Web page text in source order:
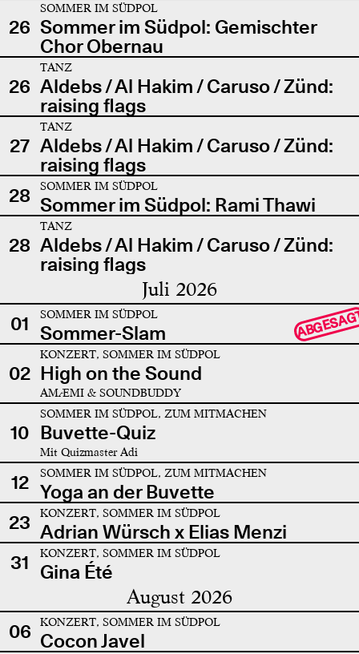
26
SOMMER IM SÜDPOL
Sommer im Südpol: Gemischter
Chor Obernau
26
TANZ
Aldebs / Al Hakim / Caruso / Zünd:
raising flags
27
TANZ
Aldebs / Al Hakim / Caruso / Zünd:
raising flags
28
SOMMER IM SÜDPOL
Sommer im Südpol: Rami Thawi
28
TANZ
Aldebs / Al Hakim / Caruso / Zünd:
raising flags
Juli 2026
01 SOMMER IM SÜDPOL
Sommer-Slam
02
KONZERT, SOMMER IM SÜDPOL
High on the Sound
AMÆMI & SOUNDBUDDY
10
SOMMER IM SÜDPOL, ZUM MITMACHEN
Buvette-Quiz
Mit Quizmaster Adi
12 SOMMER IM SÜDPOL, ZUM MITMACHEN
Yoga an der Buvette
23
KONZERT, SOMMER IM SÜDPOL
Adrian Würsch x Elias Menzi
31
KONZERT, SOMMER IM SÜDPOL
Gina Été
August 2026
06 KONZERT, SOMMER IM SÜDPOL
Cocon Javel